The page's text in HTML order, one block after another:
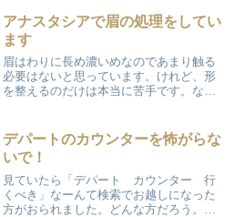
始まって実質的に始まってるんじゃな
い？就職活動用のメイクでし...
アナスタシアで眉の処理をしてい
ます
眉はわりに長め濃いめなのであまり触る
必要はないと思っています。けれど、形
を整えるのだけは本当に苦手です。なの
ですが、どうしても若い方、というか、
シャンプー係のような...
デパートのカウンターを怖がらな
いで！
見ていたら「デパート カウンター 行
くべき」なーんて検索でお越しになった
方がおられました。どんな方だろう。年